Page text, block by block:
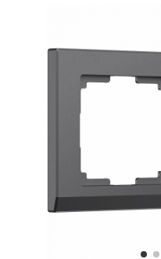
Настольные лампы
Торшеры
Споты
1